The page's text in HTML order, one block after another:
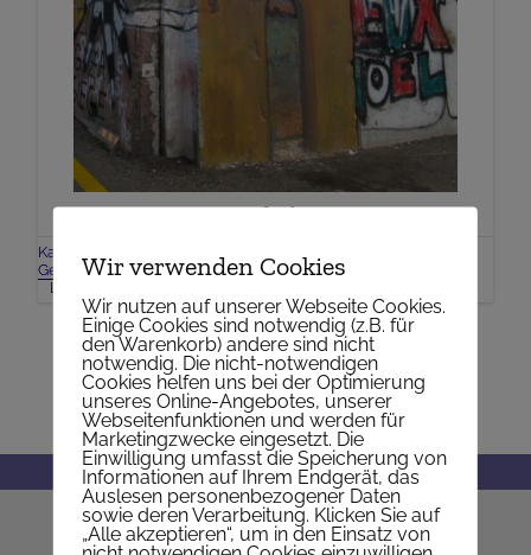
Maiandachten
Kategorien:
Geistliches,Gottesdienste,Liturgie,Maiandachten
Last Updated: 23. Juli 2026
PFARRE ST. JOHANN NEPOMUK
Wir verwenden Cookies
Wir nutzen auf unserer Webseite Cookies.
Einige Cookies sind notwendig (z.B. für
den Warenkorb) andere sind nicht
notwendig. Die nicht-notwendigen
Cookies helfen uns bei der Optimierung
unseres Online-Angebotes, unserer
Webseitenfunktionen und werden für
Marketingzwecke eingesetzt. Die
Einwilligung umfasst die Speicherung von
Informationen auf Ihrem Endgerät, das
Auslesen personenbezogener Daten
sowie deren Verarbeitung. Klicken Sie auf
„Alle akzeptieren“, um in den Einsatz von